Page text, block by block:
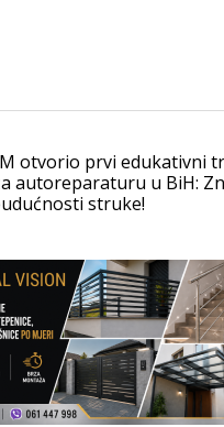
otvorio prvi edukativni
autoreparaturu u BiH:
struke!